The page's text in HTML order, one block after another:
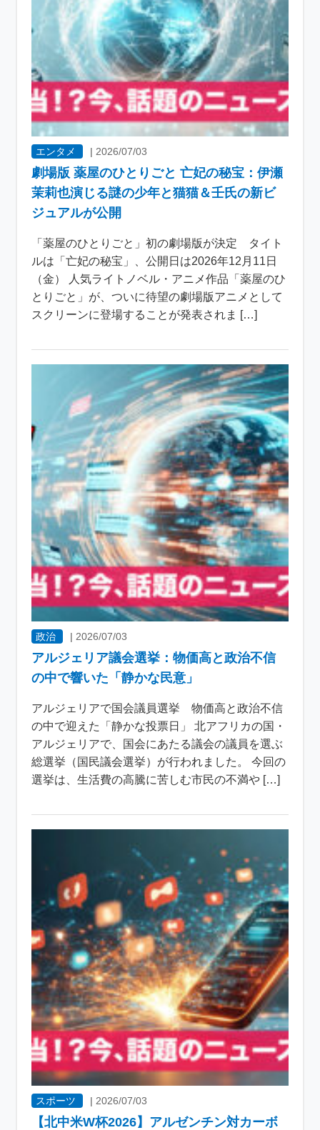
エンタメ |2026/07/03
劇場版 薬屋のひとりごと 亡妃の秘宝：伊瀬
茉莉也演じる謎の少年と猫猫＆壬氏の新ビ
ジュアルが公開
「薬屋のひとりごと」初の劇場版が決定 タイト
ルは「亡妃の秘宝」、公開日は2026年12月11日
（金） 人気ライトノベル・アニメ作品「薬屋のひ
とりごと」が、ついに待望の劇場版アニメとして
スクリーンに登場することが発表されま […]
政治 | 2026/07/03
アルジェリア議会選挙：物価高と政治不信
の中で響いた「静かな民意」
アルジェリアで国会議員選挙 物価高と政治不信
の中で迎えた「静かな投票日」 北アフリカの国・
アルジェリアで、国会にあたる議会の議員を選ぶ
総選挙（国民議会選挙）が行われました。 今回の
選挙は、生活費の高騰に苦しむ市民の不満や […]
スポーツ | 2026/07/03
【北中米W杯2026】アルゼンチン対カーボ